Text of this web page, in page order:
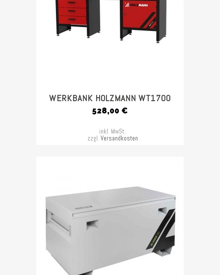
WERKBANK HOLZMANN WT1700
528,00 €
inkl. MwSt.
zzgl. Versandkosten